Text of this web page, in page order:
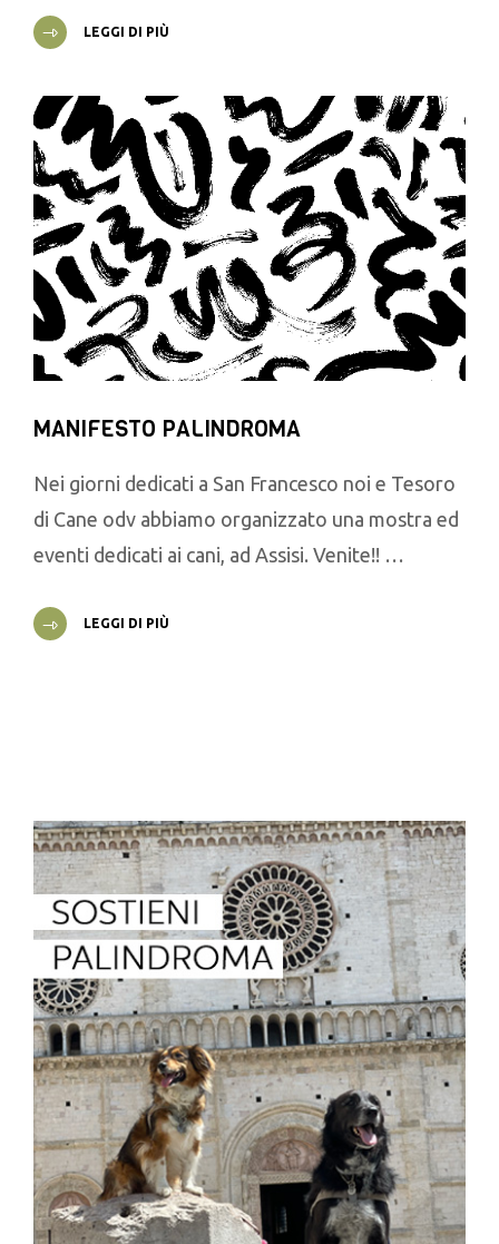
LEGGI DI PIÙ
MANIFESTO PALINDROMA
Nei giorni dedicati a San Francesco noi e Tesoro
di Cane odv abbiamo organizzato una mostra ed
eventi dedicati ai cani, ad Assisi. Venite!! …
LEGGI DI PIÙ